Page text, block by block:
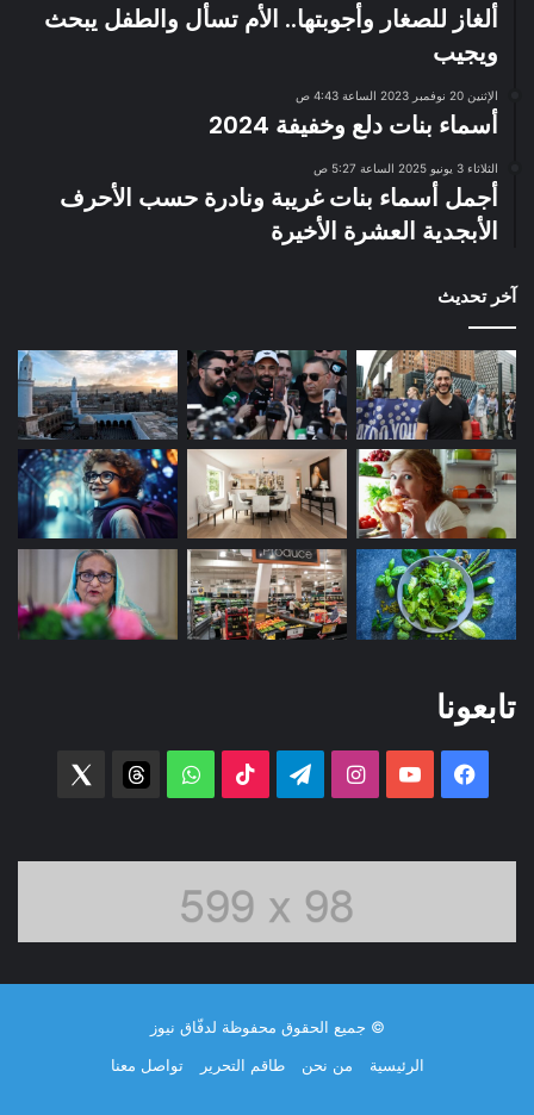
ألغاز للصغار وأجوبتها.. الأم تسأل والطفل يبحث
ويجيب
الإثنين 20 نوفمبر 2023 الساعة 4:43 ص
أسماء بنات دلع وخفيفة 2024
الثلاثاء 3 يونيو 2025 الساعة 5:27 ص
أجمل أسماء بنات غريبة ونادرة حسب الأحرف
الأبجدية العشرة الأخيرة
آخر تحديث
تابعونا
فيسبوك ‫YouTubeانستقرامتيلقرام ‫TikTok واتساب threads
© جميع الحقوق محفوظة لدفّاق نيوز
الرئيسية
من نحن طاقم التحرير تواصل معنا